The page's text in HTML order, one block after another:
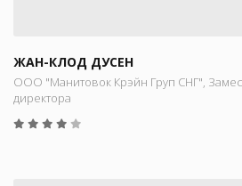
ЖАН-КЛОД ДУСЕН
ООО "Манитовок Крэйн Груп СНГ",
директора